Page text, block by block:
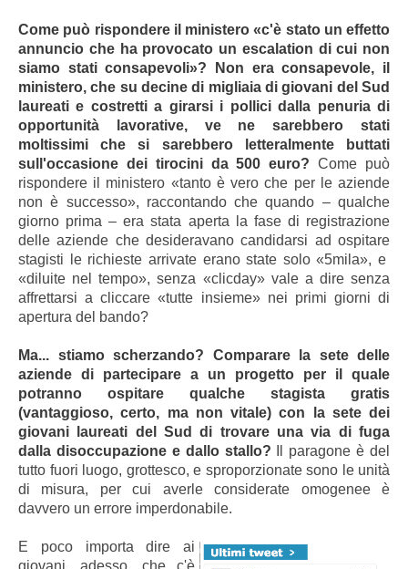
Come può rispondere il ministero «c'è stato un effetto
annuncio che ha provocato un escalation di cui non
siamo stati consapevoli»? Non era consapevole, il
ministero, che su decine di migliaia di giovani del Sud
laureati e costretti a girarsi i pollici dalla penuria di
opportunità lavorative, ve ne sarebbero stati
moltissimi che si sarebbero letteralmente buttati
sull'occasione dei tirocini da 500 euro? Come può
rispondere il ministero «tanto è vero che per le aziende
non è successo», raccontando che quando – qualche
giorno prima – era stata aperta la fase di registrazione
delle aziende che desideravano candidarsi ad ospitare
stagisti le richieste arrivate erano state solo «5mila», e
«diluite nel tempo», senza «clicday» vale a dire senza
affrettarsi a cliccare «tutte insieme» nei primi giorni di
apertura del bando?
Ma... stiamo scherzando? Comparare la sete delle
aziende di partecipare a un progetto per il quale
potranno ospitare qualche stagista gratis
(vantaggioso, certo, ma non vitale) con la sete dei
giovani laureati del Sud di trovare una via di fuga
dalla disoccupazione e dallo stallo? Il paragone è del
tutto fuori luogo, grottesco, e sproporzionate sono le unità
di misura, per cui averle considerate omogenee è
davvero un errore imperdonabile.
E poco importa dire ai
giovani, adesso, che c'è